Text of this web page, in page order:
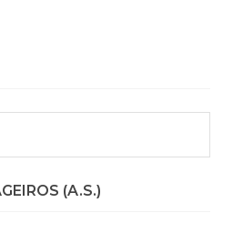
(A.S.)